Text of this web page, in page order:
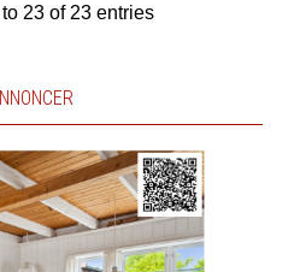
23 of 23 entries